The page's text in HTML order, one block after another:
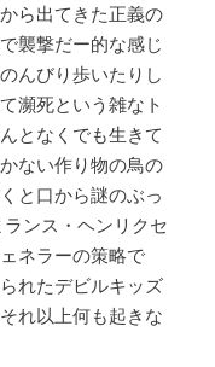
ら出てきた正義の
襲撃だー的な感じ
んびり歩いたりし
瀕死という雑なト
となくでも生きて
ない作り物の鳥の
と口から謎のぶっ
ンス・ヘンリクセ
ネラーの策略で
れたデビルキッズ
れ以上何も起きな